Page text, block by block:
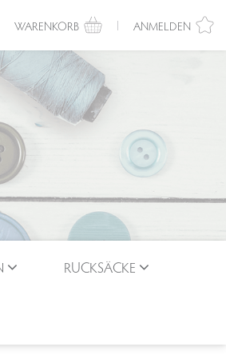
WARENKORB ANMELDEN
RUCKSÄCKE